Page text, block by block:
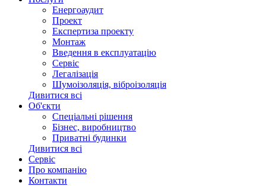
Енергоаудит
Проект
Експертиза проекту
Монтаж
Введення в експлуатацію
Сервіс
Легалізація
Шумоізоляція, віброізоляція
Дивитися всі
Об'єкти
Спеціальні рішення
Бізнес, виробництво
Приватні будинки
Дивитися всі
Сервіс
Про компанію
Контакти